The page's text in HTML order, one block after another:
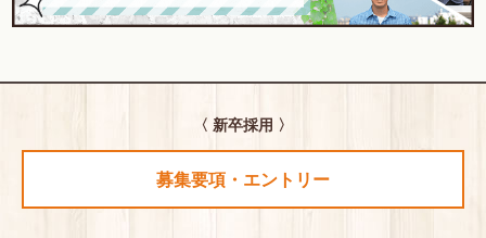
〈 新卒採用 〉
募集要項・エントリー